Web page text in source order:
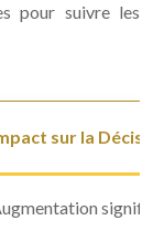
pour suivre les
sur la